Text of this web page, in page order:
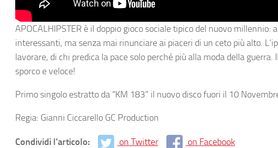
APOCALHIPSTER è il doppio gioco sociale tipico del nuovo
interessanti, ma senza mai rinunciare ai piaceri di un ceto più alto.
lavorare, di chi predica la pace solo perché più alla moda della
sporco e veloce!
Primo singolo estratto da “KM 183” il nuovo disco fuori il 10
Regia: Gianni Ciccarello GC Production
Condividi l'articolo: on Twitter on Facebook